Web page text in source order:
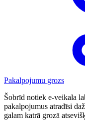
Pakalpojumu grozs
Šobrīd notiek e-veikala
pakalpojumus atradīsi
galam katrā grozā